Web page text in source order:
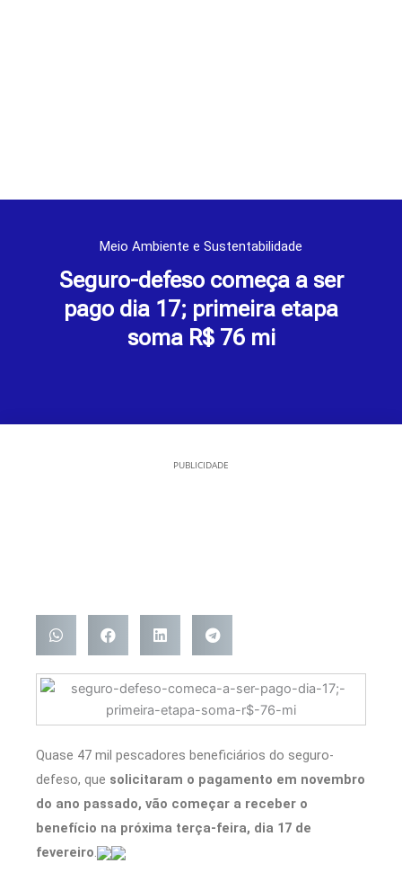
Meio Ambiente e Sustentabilidade
Seguro-defeso começa a ser
pago dia 17; primeira etapa
soma R$ 76 mi
PUBLICIDADE
Quase 47 mil pescadores beneficiários do seguro-
defeso, que solicitaram o pagamento em novembro
do ano passado, vão começar a receber o
benefício na próxima terça-feira, dia 17 de
fevereiro.